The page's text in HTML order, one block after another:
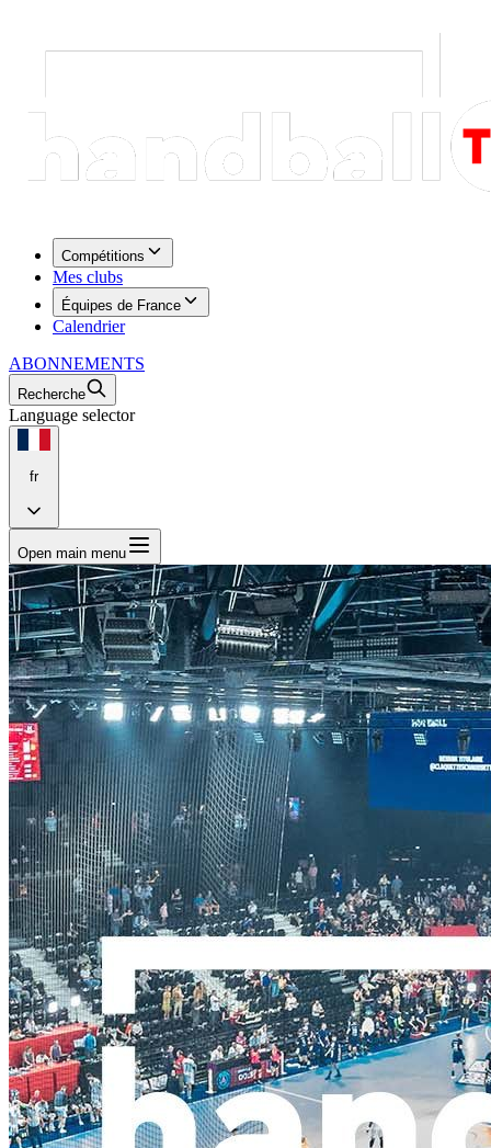
Compétitions
Mes clubs
Équipes de France
Calendrier
ABONNEMENTS
Recherche
Language selector
fr
Open main menu